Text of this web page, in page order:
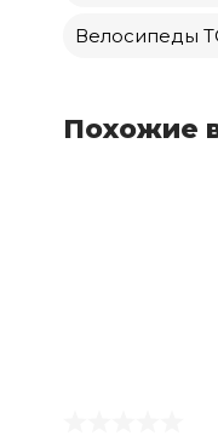
Велосипеды
Похожие